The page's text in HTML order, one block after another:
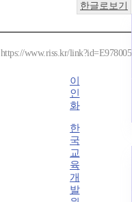
한글로보기
https://www.riss.kr/link?id=E978005
이
인
화
한
국
교
육
개
발